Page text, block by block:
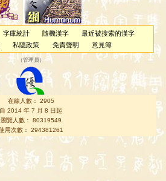
字庫統計 隨機漢字
最近被搜索的漢字
私隱政策 免責聲明 意見簿
（管理員 ）
在線人數： 2905
自 2014 年 7 月 8 日起
瀏覽人數： 80319549
用次數： 294381261